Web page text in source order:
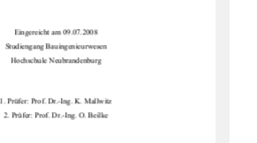
Eingereicht am 09.07.2008
Studiengang Bauingenieurwesen
Hochschule Neubrandenburg
1. Prüfer: Prof. Dr.-Ing. K. Mallwitz
2. Prüfer: Prof. Dr.-Ing. O. Beilke